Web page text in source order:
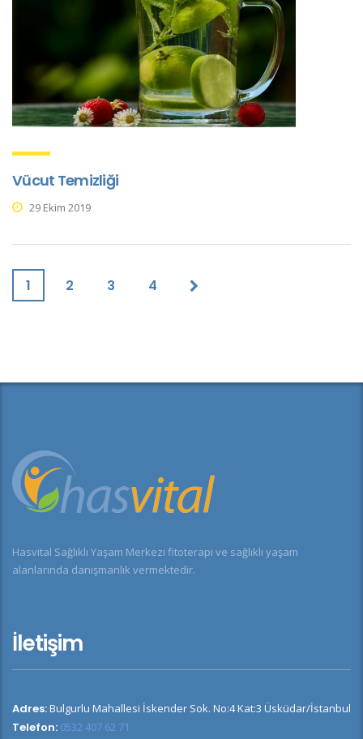
Vücut Temizliği
29 Ekim 2019
1 2 3 4
Hasvital Sağlıklı Yaşam Merkezi fitoterapi ve sağlıklı yaşam
alanlarında danışmanlık vermektedir.
İletişim
Adres:Bulgurlu Mahallesi İskender Sok. No:4 Kat:3 Üsküdar/İstanbul
Telefon: 0532 407 62 71